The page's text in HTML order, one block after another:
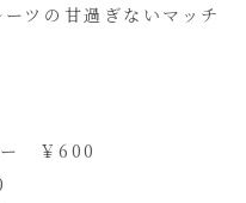
ツの甘過ぎないマッチ
ー ￥600